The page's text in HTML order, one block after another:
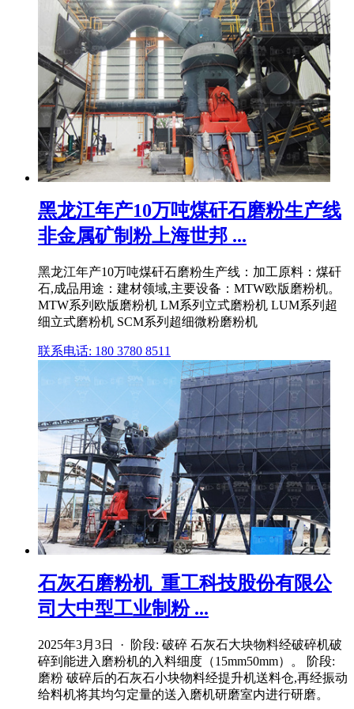
黑龙江年产10万吨煤矸石磨粉生产线
非金属矿制粉上海世邦 ...
黑龙江年产10万吨煤矸石磨粉生产线：加工原料：煤矸
石,成品用途：建材领域,主要设备：MTW欧版磨粉机。
MTW系列欧版磨粉机 LM系列立式磨粉机 LUM系列超
细立式磨粉机 SCM系列超细微粉磨粉机
联系电话: 180 3780 8511
石灰石磨粉机_重工科技股份有限公
司大中型工业制粉 ...
2025年3月3日 · 阶段: 破碎 石灰石大块物料经破碎机破
碎到能进入磨粉机的入料细度（15mm50mm）。 阶段:
磨粉 破碎后的石灰石小块物料经提升机送料仓,再经振动
给料机将其均匀定量的送入磨机研磨室内进行研磨。